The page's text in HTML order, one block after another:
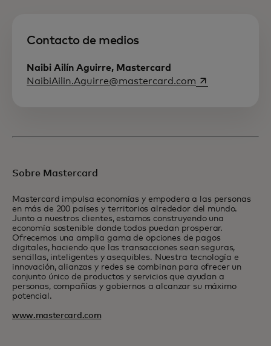
Contacto de medios
Naibi Ailín Aguirre, Mastercard
NaibiAilin.Aguirre@mastercard.com se abre en una
Sobre Mastercard
Mastercard impulsa economías y empodera a las personas
en más de 200 países y territorios alrededor del mundo.
Junto a nuestros clientes, estamos construyendo una
economía sostenible donde todos puedan prosperar.
Ofrecemos una amplia gama de opciones de pagos
digitales, haciendo que las transacciones sean seguras,
sencillas, inteligentes y asequibles. Nuestra tecnología e
innovación, alianzas y redes se combinan para ofrecer un
conjunto único de productos y servicios que ayudan a
personas, compañías y gobiernos a alcanzar su máximo
potencial.
www.mastercard.com